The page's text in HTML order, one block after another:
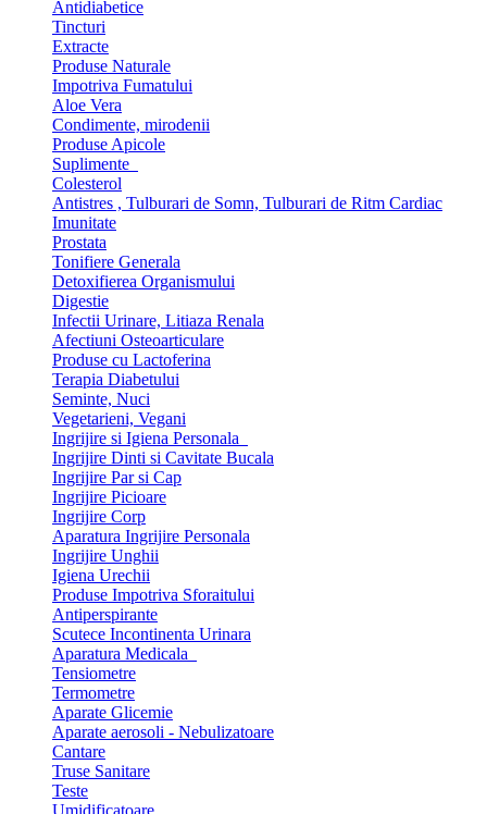
Antidiabetice
Tincturi
Extracte
Produse Naturale
Impotriva Fumatului
Aloe Vera
Condimente, mirodenii
Produse Apicole
Suplimente
Colesterol
Antistres , Tulburari de Somn, Tulburari de Ritm Cardiac
Imunitate
Prostata
Tonifiere Generala
Detoxifierea Organismului
Digestie
Infectii Urinare, Litiaza Renala
Afectiuni Osteoarticulare
Produse cu Lactoferina
Terapia Diabetului
Seminte, Nuci
Vegetarieni, Vegani
Ingrijire si Igiena Personala
Ingrijire Dinti si Cavitate Bucala
Ingrijire Par si Cap
Ingrijire Picioare
Ingrijire Corp
Aparatura Ingrijire Personala
Ingrijire Unghii
Igiena Urechii
Produse Impotriva Sforaitului
Antiperspirante
Scutece Incontinenta Urinara
Aparatura Medicala
Tensiometre
Termometre
Aparate Glicemie
Aparate aerosoli - Nebulizatoare
Cantare
Truse Sanitare
Teste
Umidificatoare